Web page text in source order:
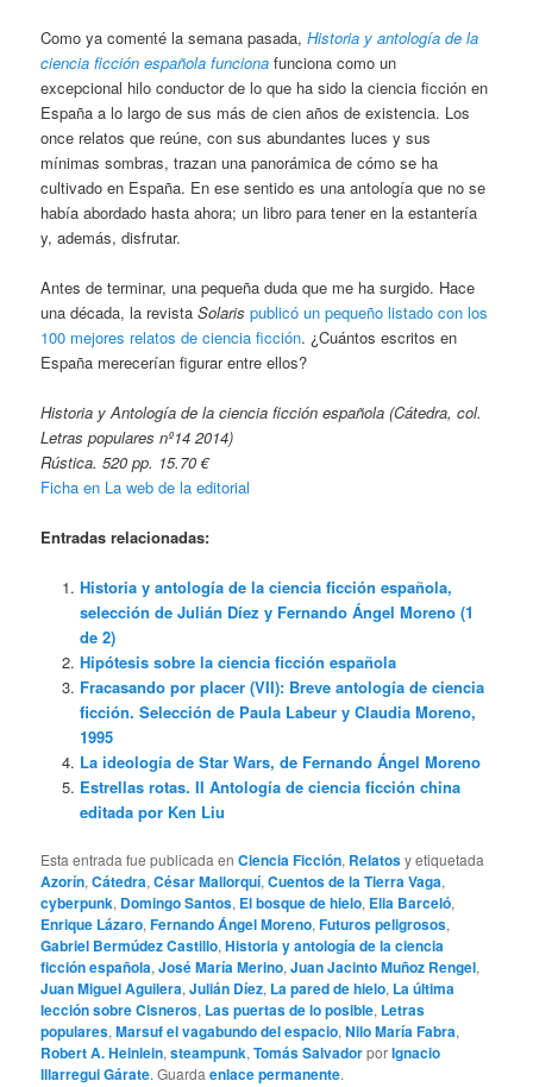
Como ya comenté la semana pasada,Historia y antología de la
ciencia ficción española funciona funciona como un
excepcional hilo conductor de lo que ha sido la ciencia ficción en
España a lo largo de sus más de cien años de existencia. Los
once relatos que reúne, con sus abundantes luces y sus
mínimas sombras, trazan una panorámica de cómo se ha
cultivado en España. En ese sentido es una antología que no se
había abordado hasta ahora; un libro para tener en la estantería
y, además, disfrutar.
Antes de terminar, una pequeña duda que me ha surgido. Hace
una década, la revistaSolaris publicó un pequeño listado con los
100 mejores relatos de ciencia ficción. ¿Cuántos escritos en
España merecerían figurar entre ellos?
Historia y Antología de la ciencia ficción española (Cátedra, col.
Letras populares nº14 2014)
Rústica. 520 pp. 15.70 €
Ficha en La web de la editorial
Entradas relacionadas:
Historia y antología de la ciencia ficción española,
selección de Julián Díez y Fernando Ángel Moreno (1
de 2)
Hipótesis sobre la ciencia ficción española
Fracasando por placer (VII): Breve antología de ciencia
ficción. Selección de Paula Labeur y Claudia Moreno,
1995
La ideología de Star Wars, de Fernando Ángel Moreno
Estrellas rotas. II Antología de ciencia ficción china
editada por Ken Liu
Esta entrada fue publicada enCiencia Ficción, Relatosy etiquetada
Azorín,Cátedra,César Mallorquí,Cuentos de la Tierra Vaga,
cyberpunk, Domingo Santos, El bosque de hielo, Elia Barceló,
Enrique Lázaro,Fernando Ángel Moreno,Futuros peligrosos,
Gabriel Bermúdez Castillo,Historia y antología de la ciencia
ficción española,José María Merino,Juan Jacinto Muñoz Rengel,
Juan Miguel Aguilera,Julián Díez, La pared de hielo, La última
lección sobre Cisneros, Las puertas de lo posible, Letras
populares,Marsuf el vagabundo del espacio,Nilo María Fabra,
Robert A. Heinlein,steampunk,Tomás SalvadorporIgnacio
Illarregui Gárate. Guardaenlace permanente.